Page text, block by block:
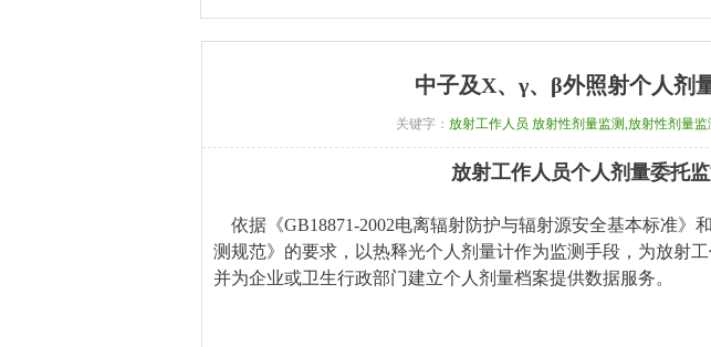
中子及X、γ、β外照射个人剂
关键字： 放射工作人员 放射性剂量监测,放射性剂量
放射工作人员个人剂量委托
依据《GB18871-2002电离辐射防护与辐射源安全基本标准》
测规范》的要求，以热释光个人剂量计作为监测手段，为放射
并为企业或卫生行政部门建立个人剂量档案提供数据服务。